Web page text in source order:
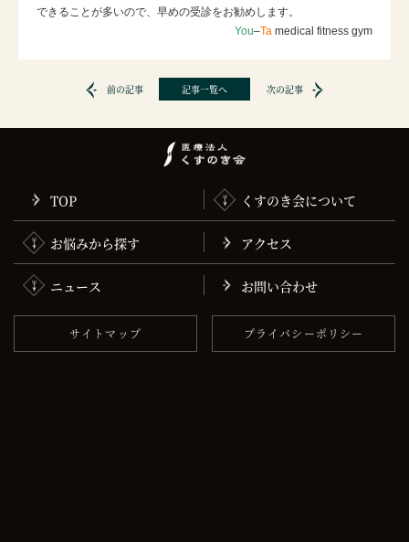
できることが多いので、早めの受診をお勧めします。
You–Ta medical fitness gym
前の記事 記事一覧へ 次の記事
TOP くすのき会について
お悩みから探す アクセス
ニュース お問い合わせ
サイトマップ プライバシーポリシー